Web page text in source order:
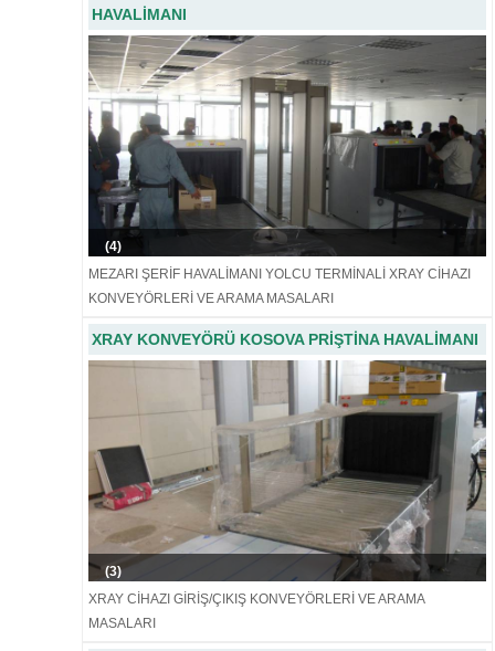
HAVALİMANI
(4)
MEZARI ŞERİF HAVALİMANI YOLCU TERMİNALİ XRAY CİHAZI
KONVEYÖRLERİ VE ARAMA MASALARI
XRAY KONVEYÖRÜ KOSOVA PRİŞTİNA HAVALİMANI
(3)
XRAY CİHAZI GİRİŞ/ÇIKIŞ KONVEYÖRLERİ VE ARAMA
MASALARI